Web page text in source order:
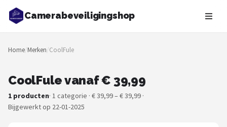
Camerabeveiligingshop
Zoeken
NAVIGATIE
Merken
Home/Merken/CoolFule
CoolFule vanaf € 39,99
1 producten· 1 categorie · € 39,99 – € 39,99 ·
Bijgewerkt op 22-01-2025